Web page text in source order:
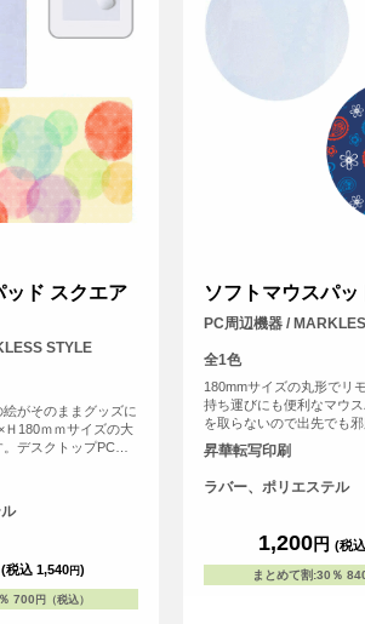
ッド スクエア
STYLE
がそのままグッズに
Ｈ180ｍｍサイズの大
デスクトップPCな
ゆったり使えるサイ
くプリントすること
(税込 1,540円)
700 円（税込）
ソフトマウスパッ
PC周辺機器 /
全1色
180mmサイズの丸形でリ
持ち運びにも便利なマウ
を取らないので出先でも邪
いただけます。
昇華転写印刷
ラバー、ポリエステル
1,200円 (税
まとめて割:30％